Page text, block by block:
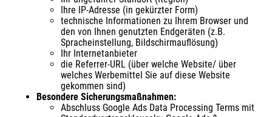
Ihre IP-Adresse (in gekürzter Form)
technische Informationen zu Ihrem Browser und
den von Ihnen genutzten Endgeräten (z.B.
Spracheinstellung, Bildschirmauflösung)
Ihr Internetanbieter
die Referrer-URL (über welche Website/ über
welches Werbemittel Sie auf diese Website
gekommen sind)
Besondere Sicherungsmaßnahmen:
Abschluss Google Ads Data Processing Terms mit